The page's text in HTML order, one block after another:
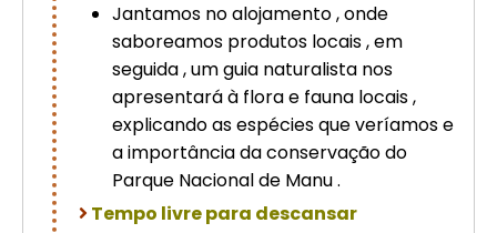
Jantamos no alojamento , onde
saboreamos produtos locais , em
seguida , um guia naturalista nos
apresentará à flora e fauna locais ,
explicando as espécies que veríamos e
a importância da conservação do
Parque Nacional de Manu .
Tempo livre para descansar